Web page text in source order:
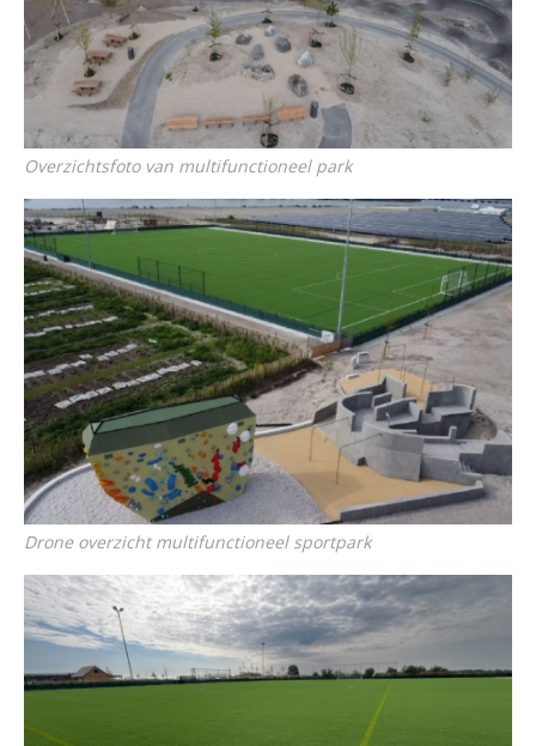
Overzichtsfoto van multifunctioneel park
Drone overzicht multifunctioneel sportpark